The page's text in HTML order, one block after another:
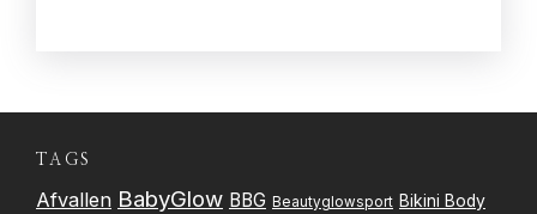
TAGS
Afvallen BabyGlow BBG Beautyglowsport Bikini Body